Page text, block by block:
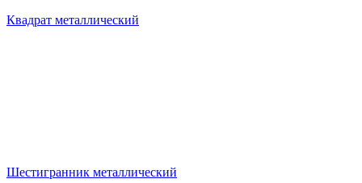
Квадрат металлический
Шестигранник металлический